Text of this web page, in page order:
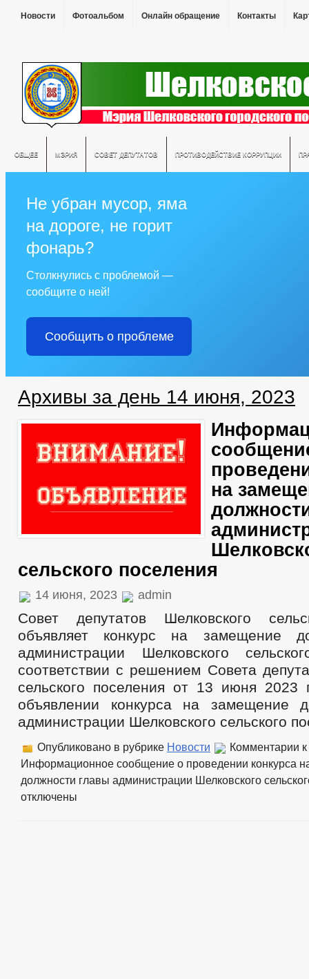
Новости Фотоальбом Онлайн обращение Контакты
ОБЩЕЕ МЭРИЯ СОВЕТ ДЕПУТАТОВ ПРОТИВОДЕЙСТВИЕ КОРРУПЦИИ
Не убран мусор, яма
на дороге, не горит
фонарь?
Столкнулись с проблемой —
сообщите о ней!
Сообщить о проблеме
Архивы за день 14 июня, 2023
на
сельского поселения
14 июня, 2023 admin
Совет депутатов Шелковского
объявляет конкурс на замещение
администрации Шелковского
соответствии с решением Совета
сельского поселения от 13 июня
объявлении конкурса на замещение
администрации Шелковского сельского
Опубликовано в рубрике Новости Комментарии
Информационное сообщение о проведении конкурса
должности главы администрации Шелковского
отключены